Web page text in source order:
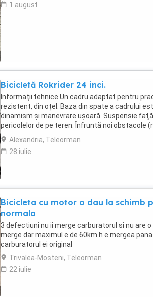
1 august
Bicicletă Rokrider 24 inci.
Informații tehnice Un cadru adaptat pentru
rezistent, din oțel. Baza din spate a cadrului
dinamism și manevrare ușoară. Suspensie
pericolelor de pe teren: Înfruntă noi obstacole
cursei furcii din față de 50 mm. O ...
Alexandria, Teleorman
28 iulie
Bicicleta cu motor o dau la schimb
normala
3 defectiuni nu ii merge carburatorul si nu are
merge dar maximul e de 60km h e mergea
carburatorul ei original
Trivalea-Mosteni, Teleorman
22 iulie